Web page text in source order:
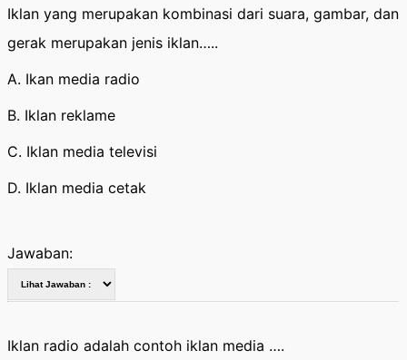
Iklan yang merupakan kombinasi dari suara, gambar, dan
gerak merupakan jenis iklan…..
A. Ikan media radio
B. Iklan reklame
C. Iklan media televisi
D. Iklan media cetak
Jawaban:
Iklan radio adalah contoh iklan media ….